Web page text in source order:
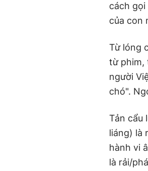
cách
của con
Từ lóng
từ phim,
người
chó".
Tản cẩu
liáng) là
hành vi
là rải/